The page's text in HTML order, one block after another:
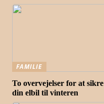
FAMILIE
To overvejelser for at sikre
din elbil til vinteren